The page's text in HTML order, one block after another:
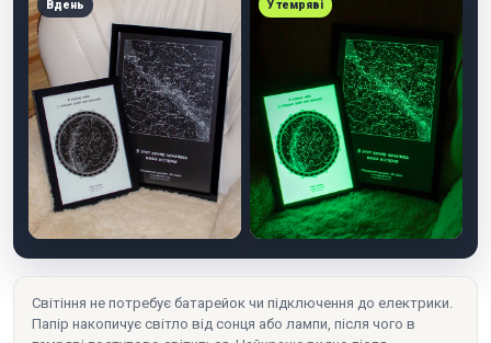
Вдень У темряві
Світіння не потребує батарейок чи підключення до електрики.
Папір накопичує світло від сонця або лампи, після чого в